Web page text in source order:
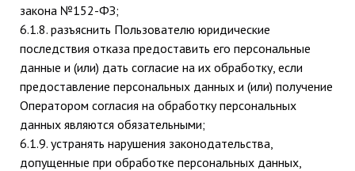
закона №152-ФЗ;
6.1.8. разъяснить Пользователю юридические
последствия отказа предоставить его персональные
данные и (или) дать согласие на их обработку, если
предоставление персональных данных и (или) получение
Оператором согласия на обработку персональных
данных являются обязательными;
6.1.9. устранять нарушения законодательства,
допущенные при обработке персональных данных,